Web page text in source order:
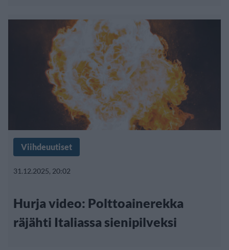
Viihdeuutiset
31.12.2025, 20:02
Hurja video: Polttoainerekka
räjähti Italiassa sienipilveksi